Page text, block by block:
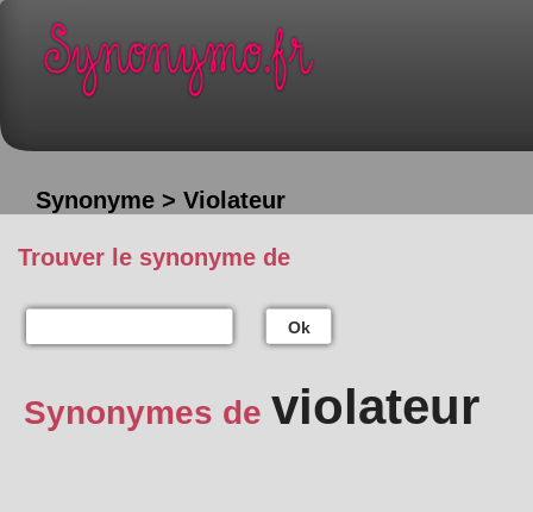
Synonyme > Violateur
Trouver le synonyme de
Ok
Synonymes de violateur